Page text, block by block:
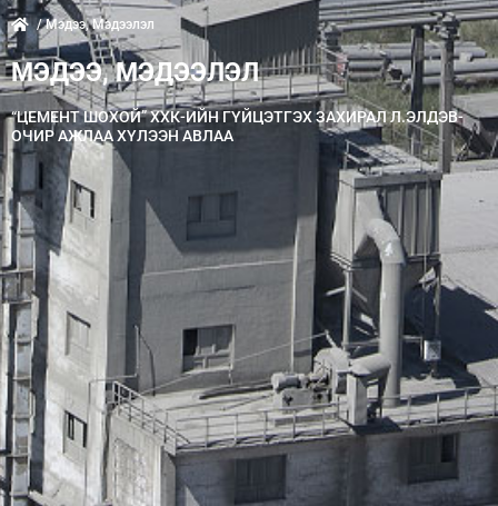
/ Мэдээ, Мэдээлэл
МЭДЭЭ, МЭДЭЭЛЭЛ
“ЦЕМЕНТ ШОХОЙ” ХХК-ИЙН ГҮЙЦЭТГЭХ ЗАХИРАЛ Л.ЭЛДЭВ-
ОЧИР АЖЛАА ХҮЛЭЭН АВЛАА